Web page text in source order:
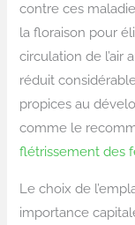
contre ces
la floraison pour
circulation de l’air
réduit
propices au
comme le
flétrissement des
Le choix de
importance